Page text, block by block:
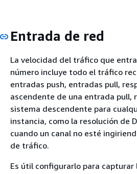
Entrada de red
La velocidad del tráfico que
número incluye todo el tráfico
entradas push, entradas pull,
ascendente de una entrada pull,
sistema descendente para
instancia, como la resolución de
cuando un canal no esté
de tráfico.
Es útil configurarlo para